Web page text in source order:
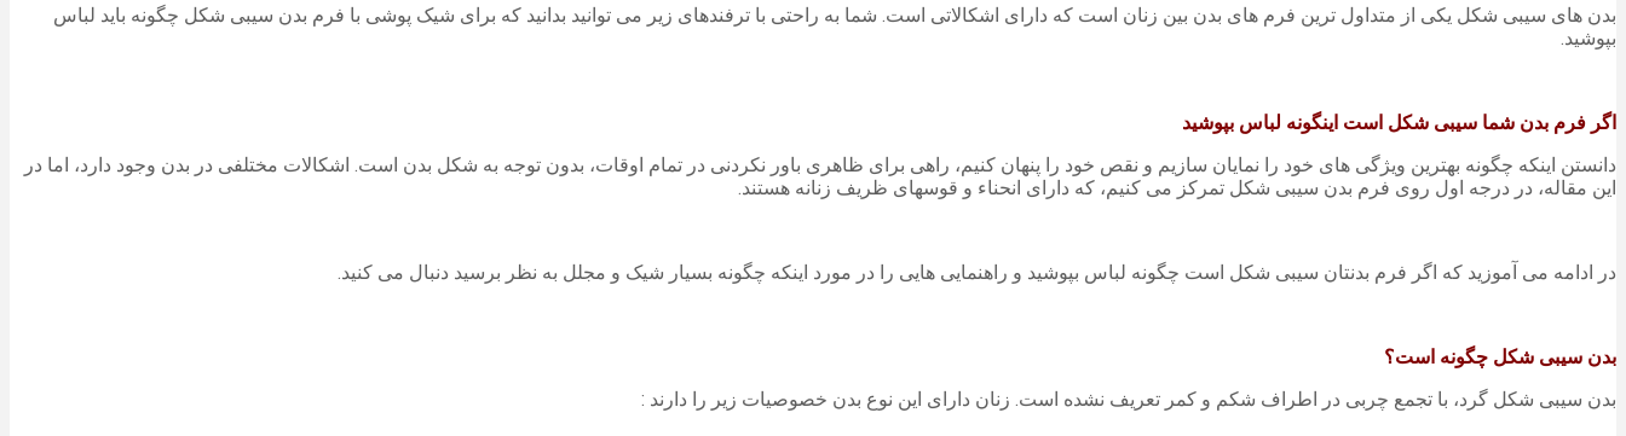
بدن های سیبی شکل یکی از متداول ترین فرم های بدن بین زنان است که دارای اشکالاتی است. شما به راحتی با ترفندهای زیر می توانید بدانید که برای شیک پوشی با فرم بدن سیبی شکل چگونه باید لباس
بپوشید.
اگر فرم بدن شما سیبی شکل است اینگونه لباس بپوشید
دانستن اینکه چگونه بهترین ویژگی های خود را نمایان سازیم و نقص خود را پنهان کنیم، راهی برای ظاهری باور نکردنی در تمام اوقات، بدون توجه به شکل بدن است. اشکالات مختلفی در بدن وجود دارد، اما در
این مقاله، در درجه اول روی فرم بدن سیبی شکل تمرکز می کنیم، که دارای انحناء و قوسهای ظریف زنانه هستند.
در ادامه می آموزید که اگر فرم بدنتان سیبی شکل است چگونه لباس بپوشید و راهنمایی هایی را در مورد اینکه چگونه بسیار شیک و مجلل به نظر برسید دنبال می کنید.
بدن سیبی شکل چگونه است؟
بدن سیبی شکل گرد، با تجمع چربی در اطراف شکم و کمر تعریف نشده است. زنان دارای این نوع بدن خصوصیات زیر را دارند :